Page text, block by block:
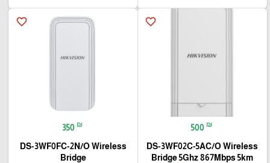
favorite_border
500 ₪
DS-3WF02C-5AC/O Wireless
Bridge 5Ghz 867Mbps 5km
favorite_border
350 ₪
DS-3WF0FC-2N/O Wireless
Bridge